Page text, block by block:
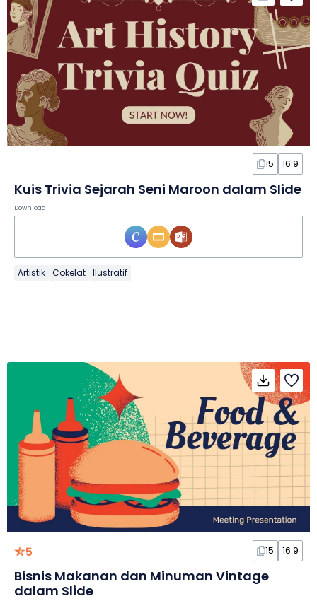
15 16:9
Kuis Trivia Sejarah Seni Maroon dalam Slide
Download
Artistik Cokelat Ilustratif
5 15 16:9
Bisnis Makanan dan Minuman Vintage
dalam Slide